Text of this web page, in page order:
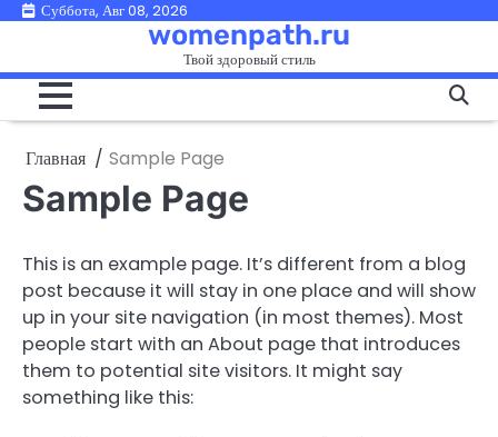
ПерейтиСуббота, Авг 08, 2026
womenpath.ru
Твой здоровый стиль
Главная Sample Page
Sample Page
This is an example page. It’s different from a blog
post because it will stay in one place and will show
up in your site navigation (in most themes). Most
people start with an About page that introduces
them to potential site visitors. It might say
something like this: